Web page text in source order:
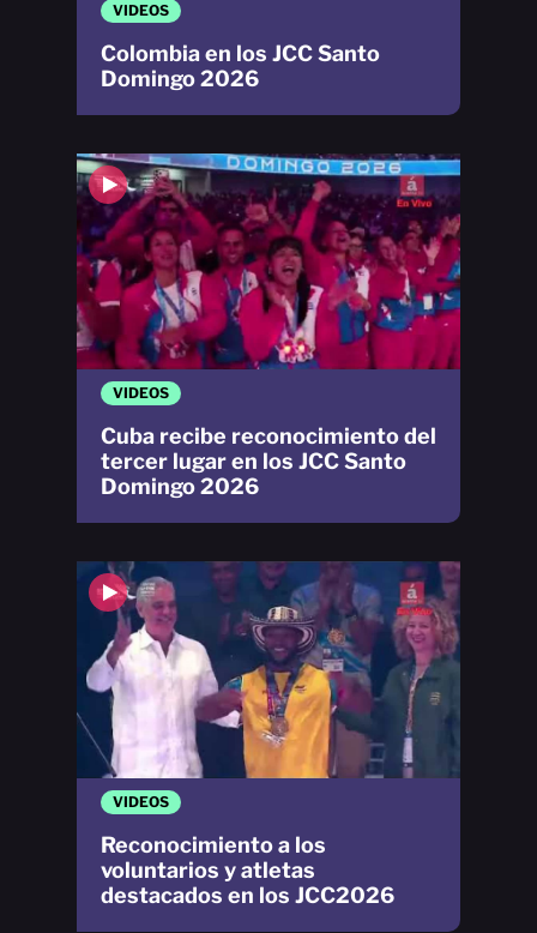
VIDEOS
Reconocimiento a los
voluntarios y atletas
destacados en los JCC2026
VIDEOS
Cuba recibe reconocimiento del
tercer lugar en los JCC Santo
Domingo 2026
VIDEOS
Colombia en los JCC Santo
Domingo 2026